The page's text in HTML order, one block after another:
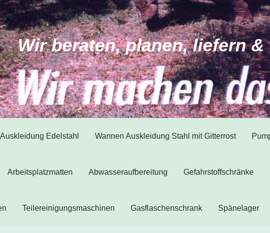
Wir beraten, planen, liefern &
Edelstahl Wannen Auskleidung Stahl mit Gitterrost
Arbeitsplatzmatten Abwasseraufbereitung Gefahrstoffschränke
Teilereinigungsmaschinen Gasflaschenschrank Spänelager